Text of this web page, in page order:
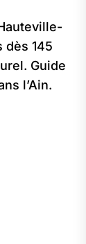
dès 145
Guide
l’Ain.